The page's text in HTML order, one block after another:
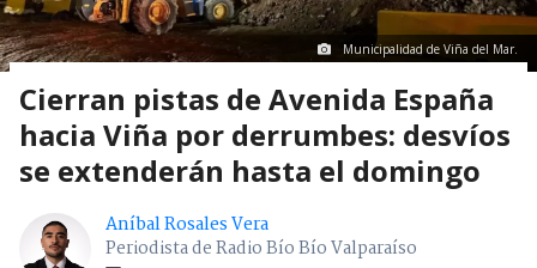
Municipalidad de Viña del Mar.
Cierran pistas de Avenida España
hacia Viña por derrumbes: desvíos
se extenderán hasta el domingo
Aníbal Rosales Vera
Periodista de Radio Bío Bío Valparaíso